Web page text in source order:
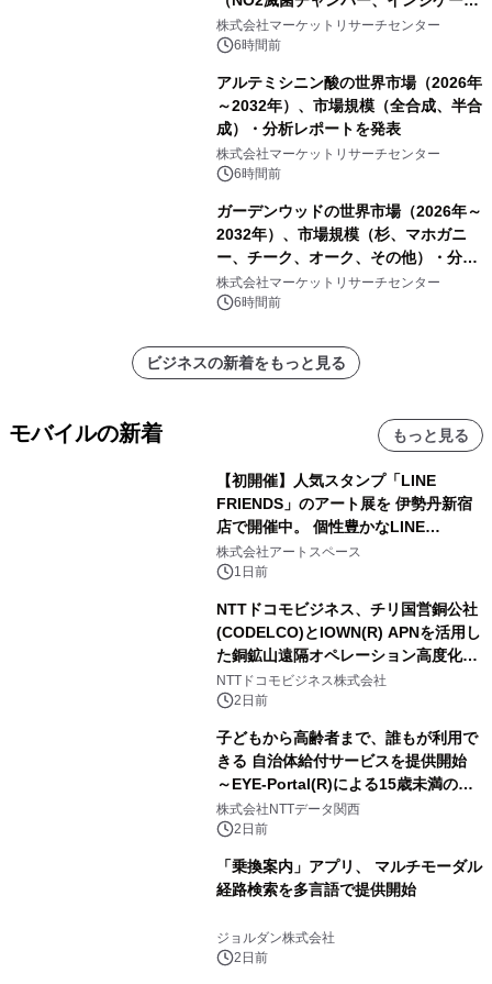
ーおよびモニタリングシステム、その
他）・分析レポートを発表
株式会社マーケットリサーチセンター
6時間前
アルテミシニン酸の世界市場（2026年
～2032年）、市場規模（全合成、半合
成）・分析レポートを発表
株式会社マーケットリサーチセンター
6時間前
ガーデンウッドの世界市場（2026年～
2032年）、市場規模（杉、マホガニ
ー、チーク、オーク、その他）・分析
レポートを発表
株式会社マーケットリサーチセンター
6時間前
ビジネスの新着をもっと見る
モバイルの新着 もっと見る
【初開催】人気スタンプ「LINE
FRIENDS」のアート展を 伊勢丹新宿
店で開催中。 個性豊かなLINE
FRIENDSの仲間たちが インテリアア
ートとして新たな魅力を発信。
株式会社アートスペース
1日前
NTTドコモビジネス、チリ国営銅公社
(CODELCO)とIOWN(R) APNを活用し
た銅鉱山遠隔オペレーション高度化に
向けた調査・実証を開始
NTTドコモビジネス株式会社
2日前
子どもから高齢者まで、誰もが利用で
きる 自治体給付サービスを提供開始
～EYE-Portal(R)による15歳未満の本
人認証と デジタルデバイド対策で実現
～
株式会社NTTデータ関西
2日前
「乗換案内」アプリ、 マルチモーダル
経路検索を多言語で提供開始
ジョルダン株式会社
2日前